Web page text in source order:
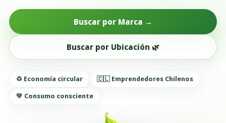
Buscar por Marca →
Buscar por Ubicación 🌿
♻️ Economía circular
🇨🇱 Emprendedores Chilenos
💚 Consumo consciente